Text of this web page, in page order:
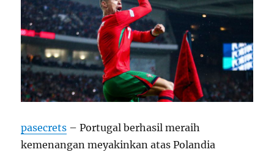
pasecrets – Portugal berhasil meraih
kemenangan meyakinkan atas Polandia